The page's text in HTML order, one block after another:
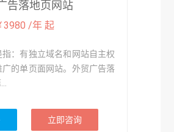
告落地页网站
3980 /年 起
：有独立域名和网站自主权
的单页面网站。外贸广告落
立即咨询